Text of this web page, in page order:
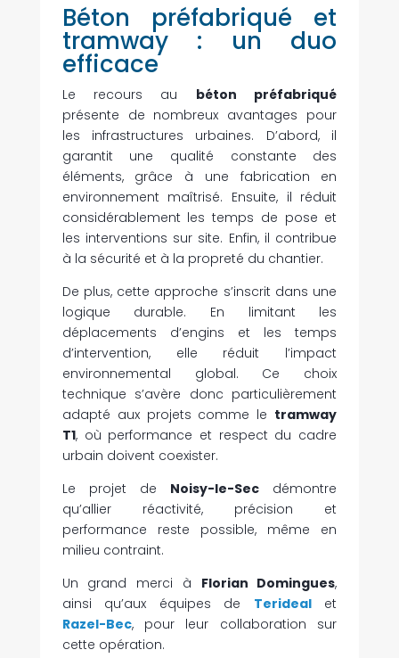
Béton préfabriqué et
tramway : un duo
efficace
Le recours au béton préfabriqué
présente de nombreux avantages pour
les infrastructures urbaines. D’abord, il
garantit une qualité constante des
éléments, grâce à une fabrication en
environnement maîtrisé. Ensuite, il réduit
considérablement les temps de pose et
les interventions sur site. Enfin, il contribue
à la sécurité et à la propreté du chantier.
De plus, cette approche s’inscrit dans une
logique durable. En limitant les
déplacements d’engins et les temps
d’intervention, elle réduit l’impact
environnemental global. Ce choix
technique s’avère donc particulièrement
adapté aux projets comme le tramway
T1, où performance et respect du cadre
urbain doivent coexister.
Le projet de Noisy-le-Sec démontre
qu’allier réactivité, précision et
performance reste possible, même en
milieu contraint.
Un grand merci à Florian Domingues,
ainsi qu’aux équipes de Teridealet
Razel-Bec, pour leur collaboration sur
cette opération.